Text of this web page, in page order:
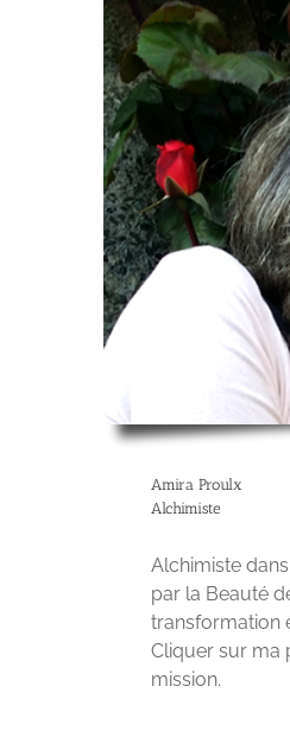
Amira Proulx
Alchimiste
Alchimiste
par la Beauté
transformation
Cliquer sur ma
mission.